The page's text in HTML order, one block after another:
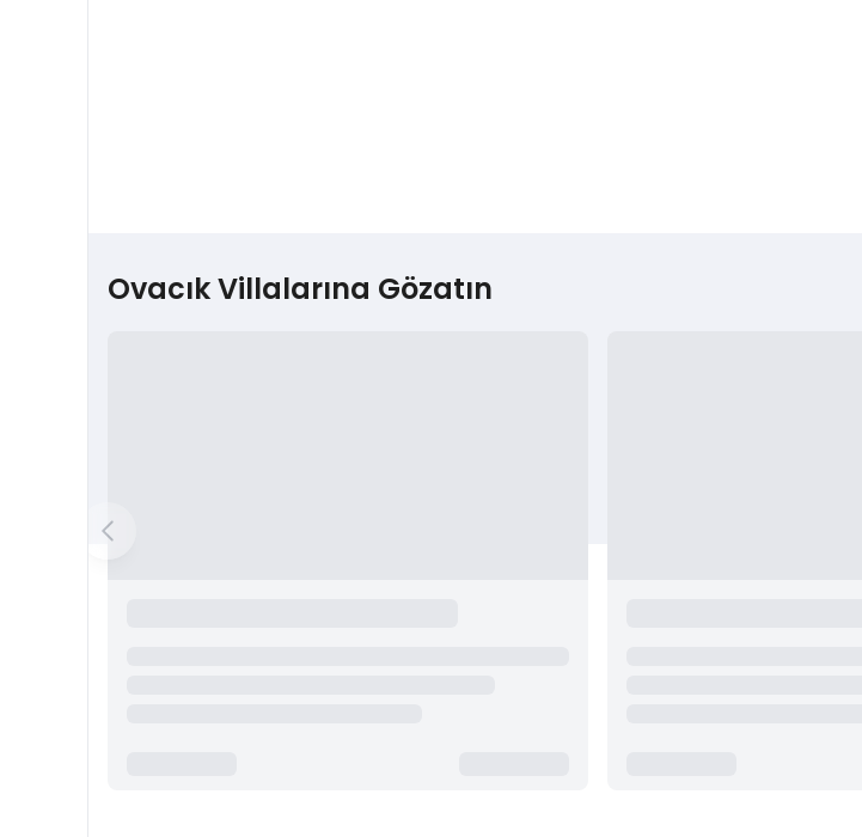
Ovacık Villalarına Gözatın